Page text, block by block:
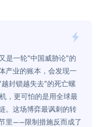
是一轮"中国威胁论"的
产业的账本，会发现一
封锁越失去"的死亡螺
，更可怕的是用全球最
。这场博弈最讽刺的转
里——限制措施反而成了